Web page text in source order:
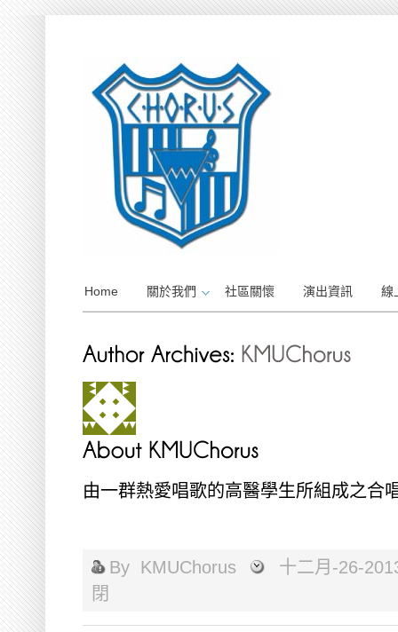
Home 關於我們 社區關懷 演出資訊 線
由一群熱愛唱歌的高醫學生所組成之合
By KMUChorus
十二月-26-
閉